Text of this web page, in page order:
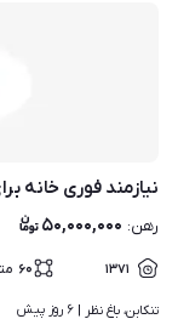
نیازمند فوری خانه
رهن: ۵۰,۰۰۰,۰۰۰
۱۳۷۱ ۶۰
تنکابن، باغ نظر | ۶ روز پیش